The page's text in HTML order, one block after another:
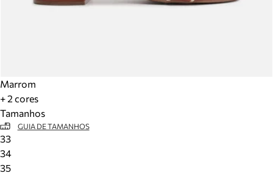
Marrom
+ 2 cores
Tamanhos
GUIA DE TAMANHOS
33
34
35